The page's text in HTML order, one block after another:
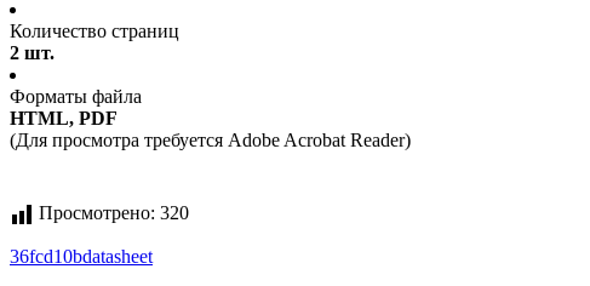
Количество страниц
2 шт.
Форматы файла
HTML, PDF
(Для просмотра требуется Adobe Acrobat Reader)
Просмотрено: 320
36fcd10bdatasheet